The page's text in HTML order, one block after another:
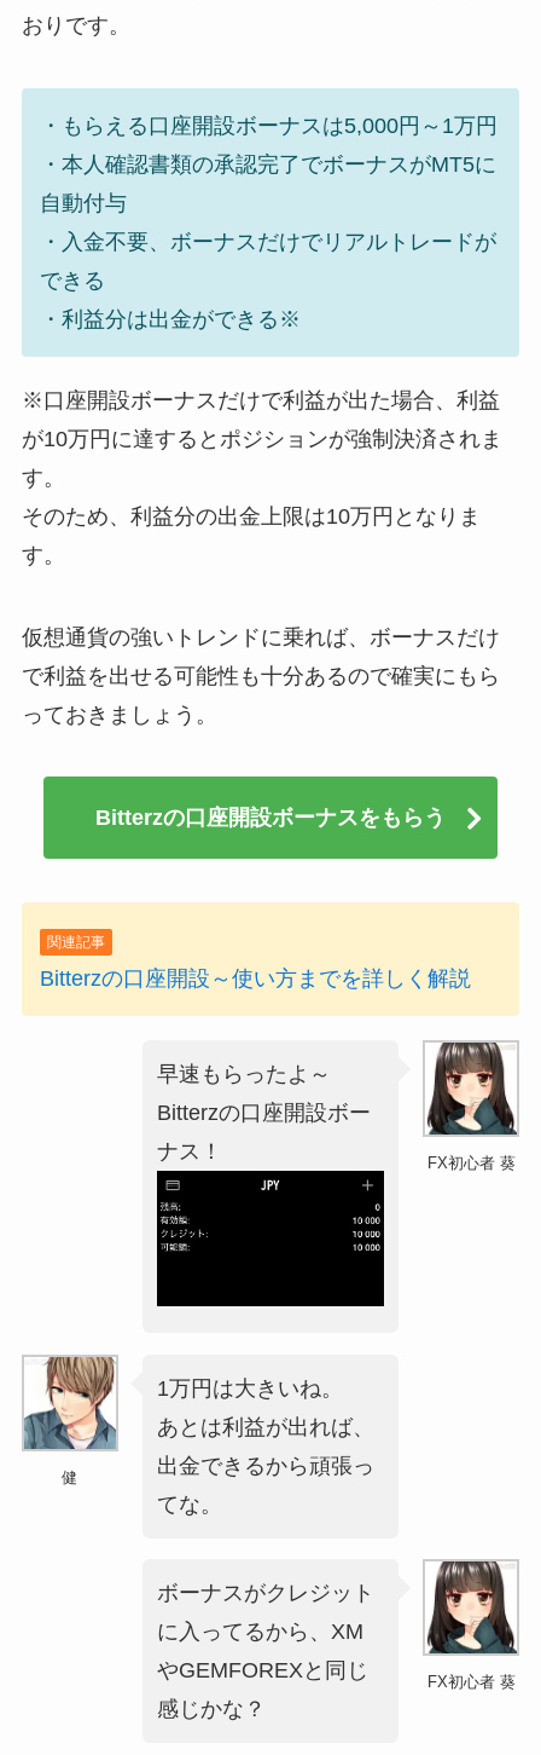
おりです。
・もらえる口座開設ボーナスは5,000円～1万円
・本人確認書類の承認完了でボーナスがMT5に
自動付与
・入金不要、ボーナスだけでリアルトレードが
できる
・利益分は出金ができる※
※口座開設ボーナスだけで利益が出た場合、利益
が10万円に達するとポジションが強制決済されま
す。
そのため、 利益分の出金上限は10万円 となりま
す。
仮想通貨の強いトレンドに乗れば、ボーナスだけ
で利益を出せる可能性も十分あるので確実にもら
っておきましょう。
Bitterzの口座開設ボーナスをもらう
関連記事
Bitterzの口座開設～使い方までを詳しく解説
FX初心者 葵
早速もらったよ～
Bitterzの口座開設ボー
ナス！
健
1万円は大きいね。
あとは利益が出れば、
出金できるから頑張っ
てな。
FX初心者 葵
ボーナスがクレジット
に入ってるから、XM
やGEMFOREXと同じ
感じかな？